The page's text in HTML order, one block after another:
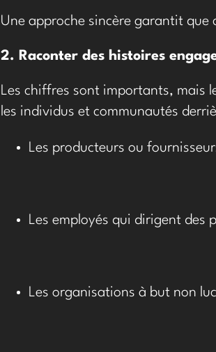
Une approche sincère garantit que
2. Raconter des histoires
Les chiffres sont importants, mais
les individus et communautés
Les producteurs ou
Les employés qui dirigent des
Les organisations à but non